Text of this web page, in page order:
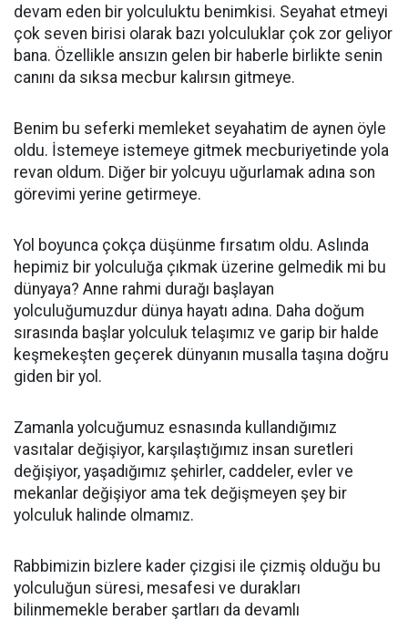
devam eden bir yolculuktu benimkisi. Seyahat etmeyi
çok seven birisi olarak bazı yolculuklar çok zor geliyor
bana. Özellikle ansızın gelen bir haberle birlikte senin
canını da sıksa mecbur kalırsın gitmeye.
Benim bu seferki memleket seyahatim de aynen öyle
oldu. İstemeye istemeye gitmek mecburiyetinde yola
revan oldum. Diğer bir yolcuyu uğurlamak adına son
görevimi yerine getirmeye.
Yol boyunca çokça düşünme fırsatım oldu. Aslında
hepimiz bir yolculuğa çıkmak üzerine gelmedik mi bu
dünyaya? Anne rahmi durağı başlayan
yolculuğumuzdur dünya hayatı adına. Daha doğum
sırasında başlar yolculuk telaşımız ve garip bir halde
keşmekeşten geçerek dünyanın musalla taşına doğru
giden bir yol.
Zamanla yolcuğumuz esnasında kullandığımız
vasıtalar değişiyor, karşılaştığımız insan suretleri
değişiyor, yaşadığımız şehirler, caddeler, evler ve
mekanlar değişiyor ama tek değişmeyen şey bir
yolculuk halinde olmamız.
Rabbimizin bizlere kader çizgisi ile çizmiş olduğu bu
yolculuğun süresi, mesafesi ve durakları
bilinmemekle beraber şartları da devamlı